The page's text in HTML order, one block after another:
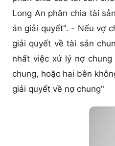
Long An phân chia tài
án giải quyết". - Nếu vợ
giải quyết về tài sản
nhất việc xử lý nợ
chung, hoặc hai bên
giải quyết về nợ chung"